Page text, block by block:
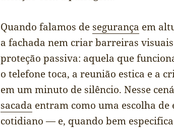
Quando falamos de segurança em
a fachada nem criar barreiras
proteção passiva: aquela que
o telefone toca, a reunião estica e a
em um minuto de silêncio. Nesse
sacada entram como uma escolha
cotidiano — e, quando bem